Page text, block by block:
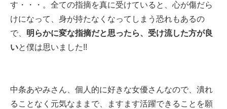
す・・・。全ての指摘を真に受けていると、心が傷だら
けになって、身が持たなくなってしまう恐れもあるの
で、 明らかに変な指摘だと思ったら、受け流した方が良
いと僕は思いました!!
中条あやみさん、個人的に好きな女優さんなので、潰れ
ることなく元気なままで、ますます活躍できることを願